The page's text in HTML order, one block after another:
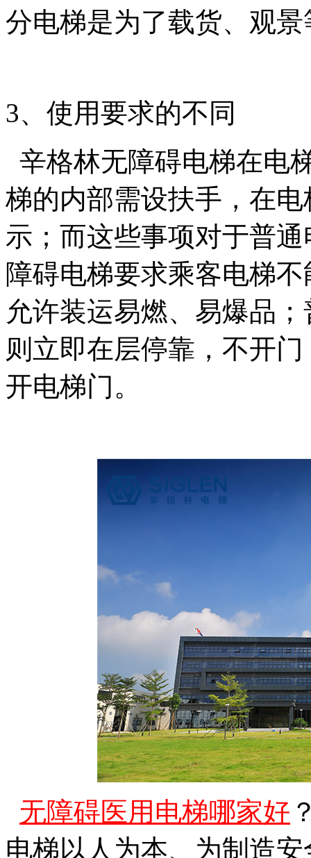
分电梯是为了载货、观
3、使用要求的不同
辛格林无障碍电梯在电
梯的内部需设扶手，在
示；而这些事项对于普
障碍电梯要求乘客电梯
允许装运易燃、易爆品
则立即在层停靠，不开
开电梯门。
无障碍医用电梯哪家好
电梯以人为本、为制造